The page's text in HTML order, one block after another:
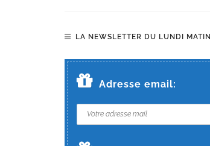
LA NEWSLETTER DU LUNDI MATIN
Adresse email: